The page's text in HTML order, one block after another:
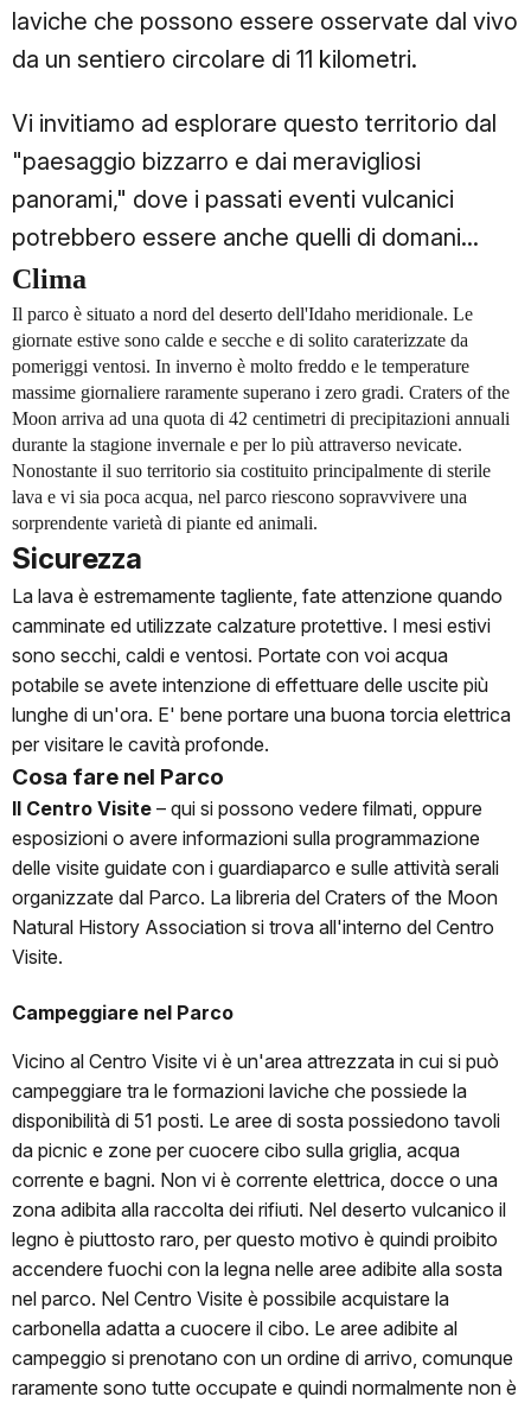
laviche che possono essere osservate dal vivo
da un sentiero circolare di 11 kilometri.
Vi invitiamo ad esplorare questo territorio dal
"paesaggio bizzarro e dai meravigliosi
panorami," dove i passati eventi vulcanici
potrebbero essere anche quelli di domani...
Clima
Il parco è situato a nord del deserto dell'Idaho meridionale. Le
giornate estive sono calde e secche e di solito caraterizzate da
pomeriggi ventosi. In inverno è molto freddo e le temperature
massime giornaliere raramente superano i zero gradi. Craters of the
Moon arriva ad una quota di 42 centimetri di precipitazioni annuali
durante la stagione invernale e per lo più attraverso nevicate.
Nonostante il suo territorio sia costituito principalmente di sterile
lava e vi sia poca acqua, nel parco riescono sopravvivere una
sorprendente varietà di piante ed animali.
Sicurezza
La lava è estremamente tagliente, fate attenzione quando
camminate ed utilizzate calzature protettive. I mesi estivi
sono secchi, caldi e ventosi. Portate con voi acqua
potabile se avete intenzione di effettuare delle uscite più
lunghe di un'ora. E' bene portare una buona torcia elettrica
per visitare le cavità profonde.
Cosa fare nel Parco
Il Centro Visite – qui si possono vedere filmati, oppure
esposizioni o avere informazioni sulla programmazione
delle visite guidate con i guardiaparco e sulle attività serali
organizzate dal Parco. La libreria del Craters of the Moon
Natural History Association si trova all'interno del Centro
Visite.
Campeggiare nel Parco
Vicino al Centro Visite vi è un'area attrezzata in cui si può
campeggiare tra le formazioni laviche che possiede la
disponibilità di 51 posti. Le aree di sosta possiedono tavoli
da picnic e zone per cuocere cibo sulla griglia, acqua
corrente e bagni. Non vi è corrente elettrica, docce o una
zona adibita alla raccolta dei rifiuti. Nel deserto vulcanico il
legno è piuttosto raro, per questo motivo è quindi proibito
accendere fuochi con la legna nelle aree adibite alla sosta
nel parco. Nel Centro Visite è possibile acquistare la
carbonella adatta a cuocere il cibo. Le aree adibite al
campeggio si prenotano con un ordine di arrivo, comunque
raramente sono tutte occupate e quindi normalmente non è